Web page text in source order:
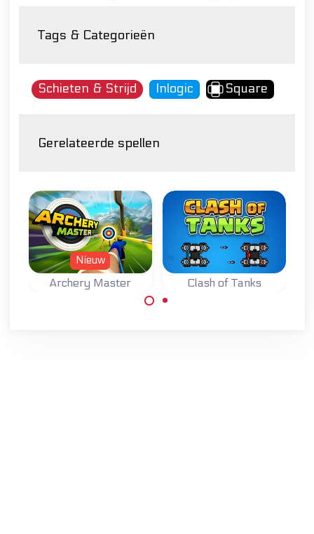
Tags & Categorieën
Schieten & Strijd Inlogic Square
Gerelateerde spellen
Archery Master
Nieuw
Clash of Tanks